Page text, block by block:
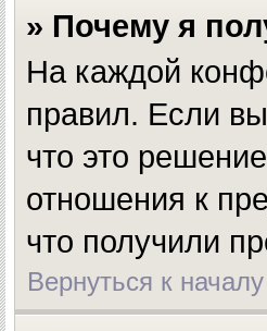
» Почему я
На каждой
правил. Если
что это
отношения к
что получили
Вернуться к началу